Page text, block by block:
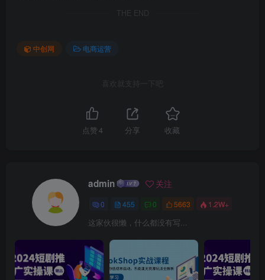
THE END
中创网 电商运营
喜欢就支持一下吧
点赞4 分享 收藏
admin 关注
0 455 0 5663 1.2W+
这家伙很懒，什么都没有写...